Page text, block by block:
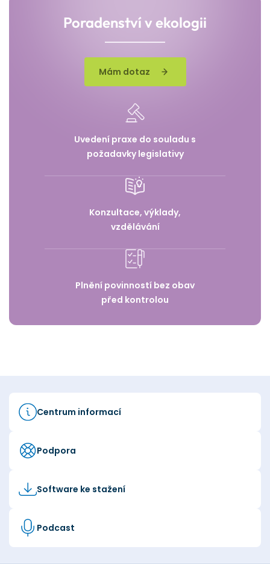
Poradenství v ekologii
Mám dotaz
Uvedení praxe do souladu s
požadavky legislativy
Konzultace, výklady,
vzdělávání
Plnění povinností bez obav
před kontrolou
Centrum informací
Podpora
Software ke stažení
Podcast